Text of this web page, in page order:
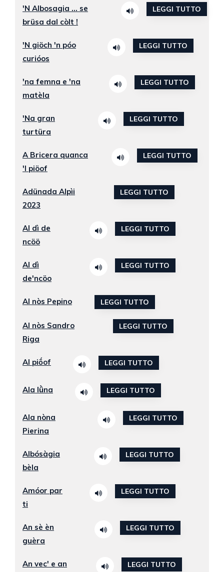
'N Albosagia ... se
brüsa dal còlt !
LEGGI TUTTO
'N giöch 'n póo
curióos
LEGGI TUTTO
'na femna e 'na
matèla
LEGGI TUTTO
'Na gran
turtüra
LEGGI TUTTO
A Bricera quanca
'l piöof
LEGGI TUTTO
Adünada Alpìi
2023
LEGGI TUTTO
Al dì de
ncöö
LEGGI TUTTO
Al dì
de'ncöo
LEGGI TUTTO
Al nòs Pepino LEGGI TUTTO
Al nòs Sandro
Riga
LEGGI TUTTO
Al piṍof LEGGI TUTTO
Ala lǜna LEGGI TUTTO
Ala nòna
Pierina
LEGGI TUTTO
Albósàgia
bèla
LEGGI TUTTO
Amóor par
ti
LEGGI TUTTO
An sè èn
guèra
LEGGI TUTTO
An vec' e an
LEGGI TUTTO